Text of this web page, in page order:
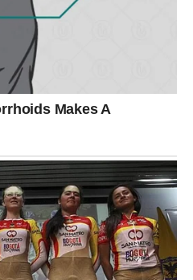
ljudi primjenjuju je
o svojoj obitelji i prijateljima.
je važno, ali pametni ljudi znaju
privatnih informacija. To im